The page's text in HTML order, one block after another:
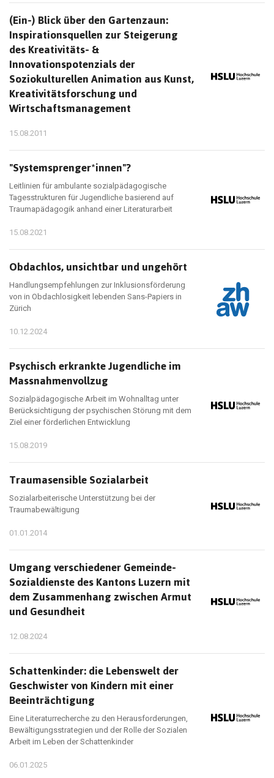
(Ein-) Blick über den Gartenzaun:
Inspirationsquellen zur Steigerung
des Kreativitäts- &
Innovationspotenzials der
Soziokulturellen Animation aus Kunst,
Kreativitätsforschung und
Wirtschaftsmanagement
15.08.2011
"Systemsprenger*innen"?
Leitlinien für ambulante sozialpädagogische
Tagesstrukturen für Jugendliche basierend auf
Traumapädagogik anhand einer Literaturarbeit
15.08.2021
Obdachlos, unsichtbar und ungehört
Handlungsempfehlungen zur Inklusionsförderung
von in Obdachlosigkeit lebenden Sans-Papiers in
Zürich
10.12.2024
Psychisch erkrankte Jugendliche im
Massnahmenvollzug
Sozialpädagogische Arbeit im Wohnalltag unter
Berücksichtigung der psychischen Störung mit dem
Ziel einer förderlichen Entwicklung
15.08.2019
Traumasensible Sozialarbeit
Sozialarbeiterische Unterstützung bei der
Traumabewältigung
01.01.2014
Umgang verschiedener Gemeinde-
Sozialdienste des Kantons Luzern mit
dem Zusammenhang zwischen Armut
und Gesundheit
12.08.2024
Schattenkinder: die Lebenswelt der
Geschwister von Kindern mit einer
Beeinträchtigung
Eine Literaturrecherche zu den Herausforderungen,
Bewältigungsstrategien und der Rolle der Sozialen
Arbeit im Leben der Schattenkinder
06.01.2025